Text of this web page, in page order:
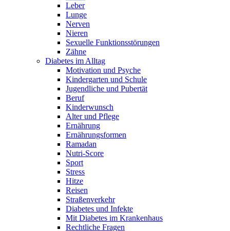
Leber
Lunge
Nerven
Nieren
Sexuelle Funktionsstörungen
Zähne
Diabetes im Alltag
Motivation und Psyche
Kindergarten und Schule
Jugendliche und Pubertät
Beruf
Kinderwunsch
Alter und Pflege
Ernährung
Ernährungsformen
Ramadan
Nutri-Score
Sport
Stress
Hitze
Reisen
Straßenverkehr
Diabetes und Infekte
Mit Diabetes im Krankenhaus
Rechtliche Fragen